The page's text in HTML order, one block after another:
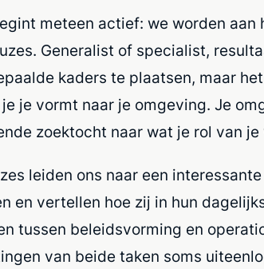
meteen actief: we worden
Generalist of specialist,
kaders te plaatsen, maar
je vormt naar je omgeving. Je
zoektocht naar wat je rol van je
leiden ons naar een
en vertellen hoe zij in hun
tussen beleidsvorming en
van beide taken soms